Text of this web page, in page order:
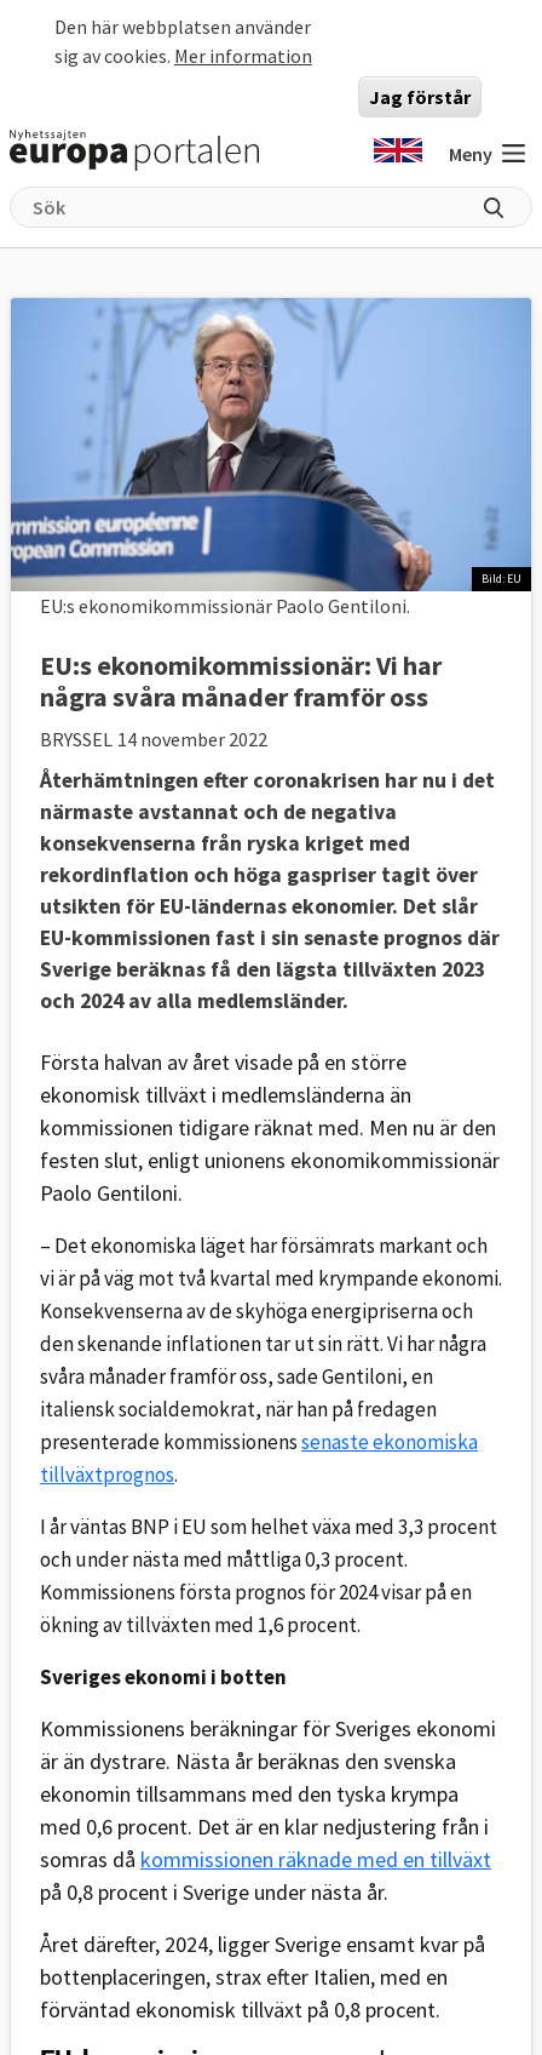
Den här webbplatsen använder
sig av cookies. Mer information
Jag förstår
Meny
Bild: EU
EU:s ekonomikommissionär Paolo Gentiloni.
EU:s ekonomikommissionär: Vi har
några svåra månader framför oss
BRYSSEL 14 november 2022
Återhämtningen efter coronakrisen har nu i det
närmaste avstannat och de negativa
konsekvenserna från ryska kriget med
rekordinflation och höga gaspriser tagit över
utsikten för EU-ländernas ekonomier. Det slår
EU-kommissionen fast i sin senaste prognos där
Sverige beräknas få den lägsta tillväxten 2023
och 2024 av alla medlemsländer.
​Första halvan av året visade på en större
ekonomisk tillväxt i medlemsländerna än
kommissionen tidigare räknat med. Men nu är den
festen slut, enligt unionens ekonomikommissionär
Paolo Gentiloni.
– Det ekonomiska läget har försämrats markant och
vi är på väg mot två kvartal med krympande ekonomi.
Konsekvenserna av de skyhöga energipriserna och
den skenande inflationen tar ut sin rätt. Vi har några
svåra månader framför oss, sade Gentiloni, en
italiensk socialdemokrat, när han på fredagen
presenterade kommissionenssenaste ekonomiska
tillväxtprognos.
I år väntas BNP i EU som helhet växa med 3,3 procent
och under nästa med måttliga 0,3 procent.
Kommissionens första prognos för 2024 visar på en
ökning av tillväxten med 1,6 procent.
Sveriges ekonomi i botten
Kommissionens beräkningar för Sveriges ekonomi
är än dystrare. Nästa år beräknas den svenska
ekonomin tillsammans med den tyska krympa
med 0,6 procent. Det är en klar nedjustering från i
somras då kommissionen räknade med en tillväxt
på 0,8 procent i Sverige under nästa år.
Året därefter, 2024, ligger Sverige ensamt kvar på
bottenplaceringen, strax efter Italien, med en
förväntad ekonomisk tillväxt på 0,8 procent.